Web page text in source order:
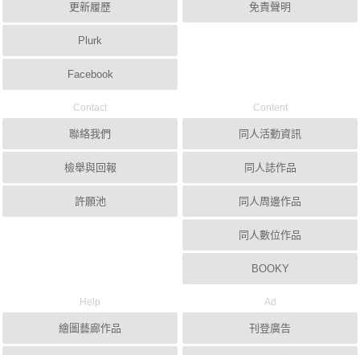
更新履歷
Plurk
Facebook
免責聲明
Contact
聯絡我們
檢舉與回報
許願池
Content
同人活動資訊
同人誌作品
同人周邊作品
同人數位作品
BOOKY
Help
繪圖藝廊作品
Ad
刊登廣告